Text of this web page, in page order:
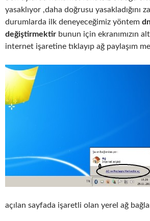
yasaklıyor ,daha doğrusu yasakladığını
durumlarda ilk deneyeceğimiz yöntem
değiştirmektir bunun için ekranımızın
internet işaretine tıklayıp ağ paylaşım
açılan sayfada işaretli olan yerel ağ